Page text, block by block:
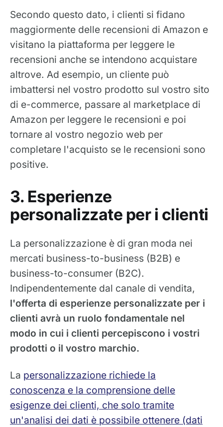
Secondo questo dato, i clienti si fidano
maggiormente delle recensioni di Amazon e
visitano la piattaforma per leggere le
recensioni anche se intendono acquistare
altrove. Ad esempio, un cliente può
imbattersi nel vostro prodotto sul vostro sito
di e-commerce, passare al marketplace di
Amazon per leggere le recensioni e poi
tornare al vostro negozio web per
completare l'acquisto se le recensioni sono
positive.
3. Esperienze
personalizzate per i clienti
La personalizzazione è di gran moda nei
mercati business-to-business (B2B) e
business-to-consumer (B2C).
Indipendentemente dal canale di vendita,
l'offerta di esperienze personalizzate per i
clienti avrà un ruolo fondamentale nel
modo in cui i clienti percepiscono i vostri
prodotti o il vostro marchio.
La personalizzazione richiede la
conoscenza e la comprensione delle
esigenze dei clienti, che solo tramite
un'analisi dei dati è possibile ottenere (dati